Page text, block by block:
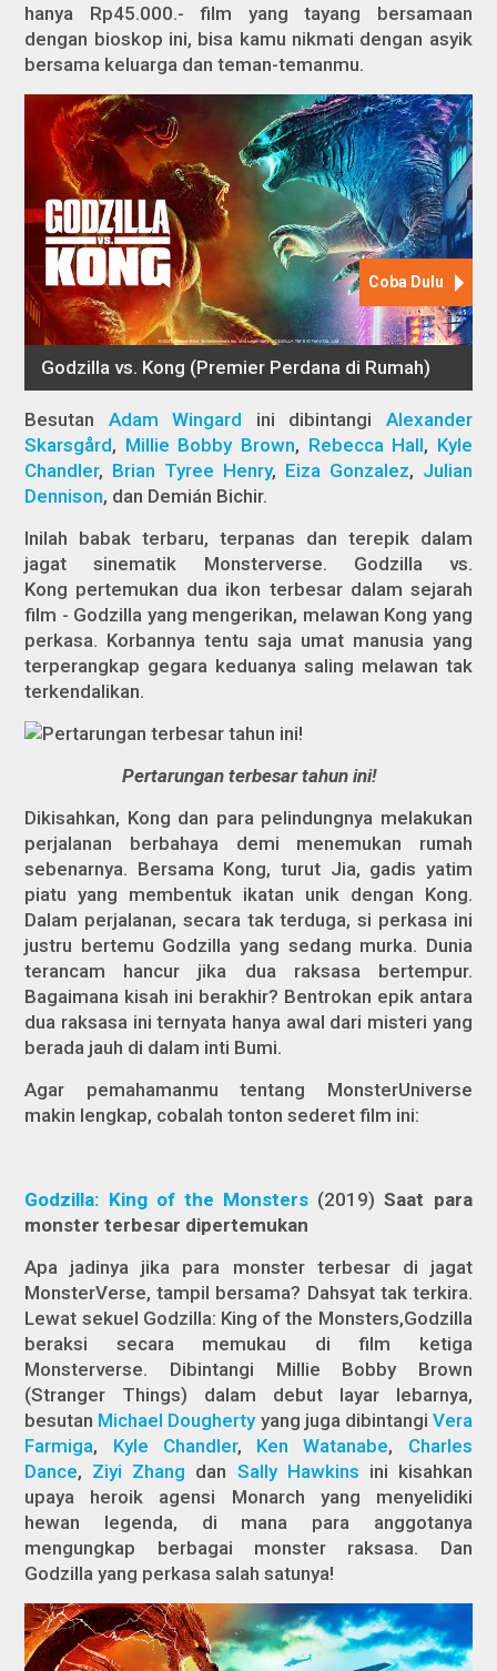
hanya Rp45.000.- film yang tayang bersamaan
dengan bioskop ini, bisa kamu nikmati dengan asyik
bersama keluarga dan teman-temanmu.
Besutan Adam Wingard ini dibintangi Alexander
Skarsgård, Millie Bobby Brown, Rebecca Hall, Kyle
Chandler, Brian Tyree Henry, Eiza Gonzalez, Julian
Dennison, dan Demián Bichir.
Inilah babak terbaru, terpanas dan terepik dalam
jagat sinematik Monsterverse. Godzilla vs.
Kong pertemukan dua ikon terbesar dalam sejarah
film - Godzilla yang mengerikan, melawan Kong yang
perkasa. Korbannya tentu saja umat manusia yang
terperangkap gegara keduanya saling melawan tak
terkendalikan.
Pertarungan terbesar tahun ini!
Dikisahkan, Kong dan para pelindungnya melakukan
perjalanan berbahaya demi menemukan rumah
sebenarnya. Bersama Kong, turut Jia, gadis yatim
piatu yang membentuk ikatan unik dengan Kong.
Dalam perjalanan, secara tak terduga, si perkasa ini
justru bertemu Godzilla yang sedang murka. Dunia
terancam hancur jika dua raksasa bertempur.
Bagaimana kisah ini berakhir? Bentrokan epik antara
dua raksasa ini ternyata hanya awal dari misteri yang
berada jauh di dalam inti Bumi.
Agar pemahamanmu tentang MonsterUniverse
makin lengkap, cobalah tonton sederet film ini:
Godzilla: King of the Monsters (2019)Saat para
monster terbesar dipertemukan
Apa jadinya jika para monster terbesar di jagat
MonsterVerse, tampil bersama? Dahsyat tak terkira.
Lewat sekuel Godzilla: King of the Monsters,Godzilla
beraksi secara memukau di film ketiga
Monsterverse. Dibintangi Millie Bobby Brown
(Stranger Things) dalam debut layar lebarnya,
besutan Michael Doughertyyang juga dibintangi Vera
Farmiga, Kyle Chandler, Ken Watanabe, Charles
Dance, Ziyi Zhang dan Sally Hawkins ini kisahkan
upaya heroik agensi Monarch yang menyelidiki
hewan legenda, di mana para anggotanya
mengungkap berbagai monster raksasa. Dan
Godzilla yang perkasa salah satunya!